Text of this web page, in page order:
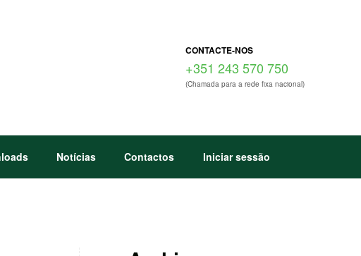
CONTACTE-NOS
+351 243 570 750
(Chamada para a rede fixa nacional)
Notícias Contactos Iniciar sessão